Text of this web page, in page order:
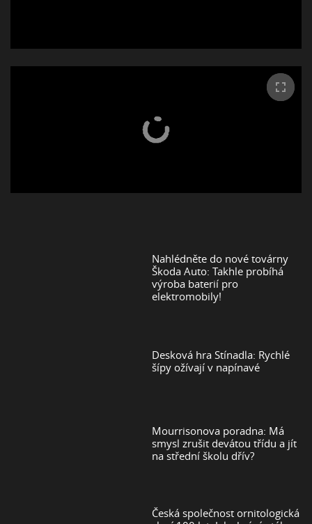
Nahlédněte do nové továrny
Škoda Auto: Takhle probíhá
výroba baterií pro
elektromobily!
Desková hra Stínadla: Rychlé
šípy ožívají v napínavé
Mourrisonova poradna: Má
smysl zrušit devátou třídu a jít
na střední školu dřív?
Česká společnost ornitologická